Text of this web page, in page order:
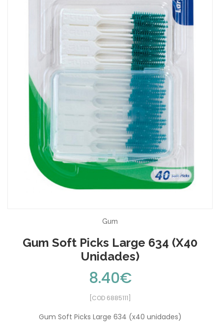
Gum
Gum Soft Picks Large 634 (x40
Unidades)
8.40€
[COD 6885111]
Gum Soft Picks Large 634 (x40 unidades)